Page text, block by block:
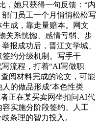
，她只获得一句反馈：“内
门员工一个月悄悄松松写
成，靠走量赔本。网文
关系恍惚、感情亏弱、步
报成功后，晋江文学城、
约分级机制。写手干
流程，打着“AI写做职
阅材料完成的论文，可能
的做品形成‘本色性类
正在某买卖网坐扣问AI代
实施分阶段签约、人工
条理的智力投入。